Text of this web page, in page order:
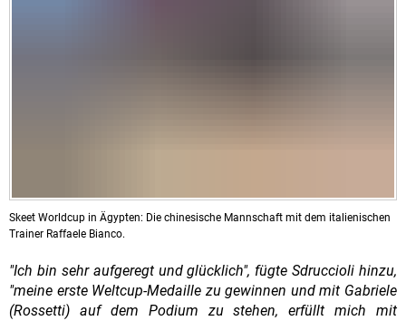
Skeet Worldcup in Ägypten: Die chinesische Mannschaft mit dem italienischen
Trainer Raffaele Bianco.
"Ich bin sehr aufgeregt und glücklich", fügte Sdruccioli hinzu,
"meine erste Weltcup-Medaille zu gewinnen und mit Gabriele
(Rossetti) auf dem Podium zu stehen, erfüllt mich mit